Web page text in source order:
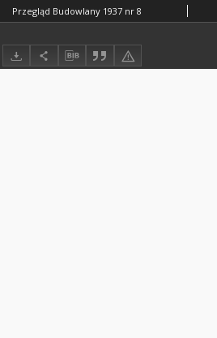
Przegląd Budowlany 1937 nr 8